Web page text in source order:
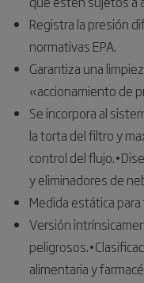
Registra la presión
normativas EPA.
Garantiza una
«accionamiento de
Se incorpora al
la torta del filtro y
control del
y eliminadores de
Medida estática
Versión
alimentaria y